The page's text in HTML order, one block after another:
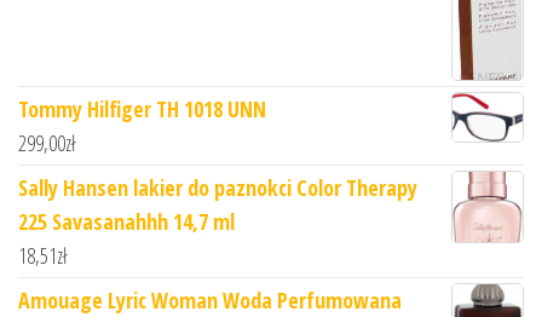
Tommy Hilfiger TH 1018 UNN
299,00zł
Sally Hansen lakier do paznokci Color Therapy
225 Savasanahhh 14,7 ml
18,51zł
Amouage Lyric Woman Woda Perfumowana